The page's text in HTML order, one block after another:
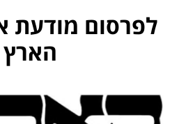
לפרסום מודעת
הארץ